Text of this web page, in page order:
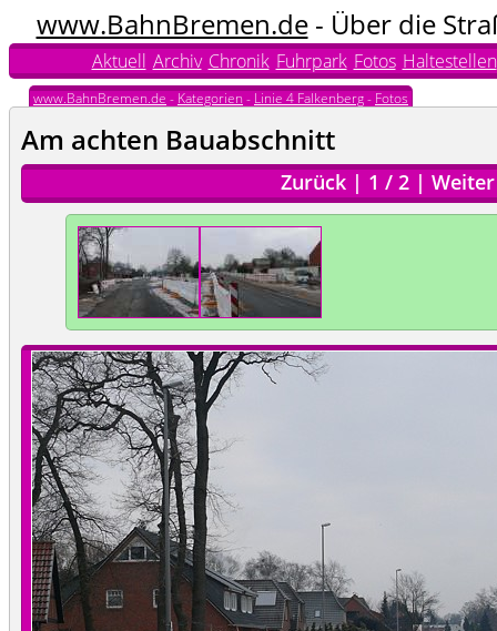
www.BahnBremen.de- Über die
Aktuell Archiv Chronik Fuhrpark Fotos Haltestellen
www.BahnBremen.de - Kategorien - Linie 4 Falkenberg- Fotos
Am achten Bauabschnitt
Zurück | 1 / 2 | Weiter